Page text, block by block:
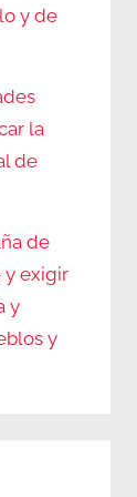
y de
la
de
de
y exigir
y
y